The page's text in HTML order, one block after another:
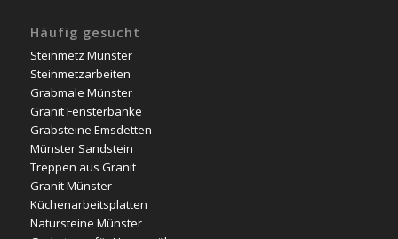
Häufig gesucht
Steinmetz Münster
Steinmetzarbeiten
Grabmale Münster
Granit Fensterbänke
Grabsteine Emsdetten
Münster Sandstein
Treppen aus Granit
Granit Münster
Küchenarbeitsplatten
Natursteine Münster